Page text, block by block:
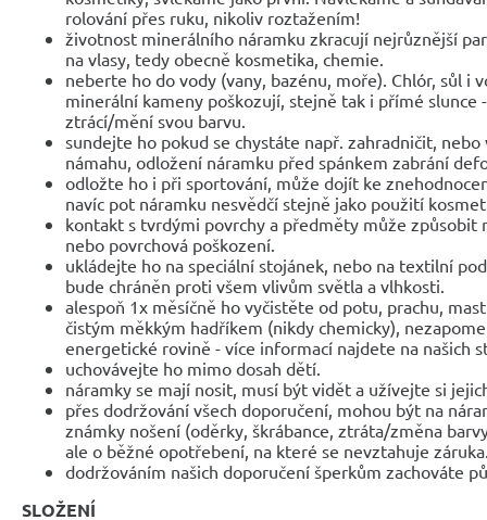
rolování přes ruku, nikoliv roztažením!
životnost minerálního náramku zkracují nejrůznější
na vlasy, tedy obecně kosmetika, chemie.
neberte ho do vody (vany, bazénu, moře). Chlór, sůl i
minerální kameny poškozují, stejně tak i přímé slunce
ztrácí/mění svou barvu.
sundejte ho pokud se chystáte např. zahradničit,
námahu, odložení náramku před spánkem zabrání
odložte ho i při sportování, může dojít ke
navíc pot náramku nesvědčí stejně jako použití
kontakt s tvrdými povrchy a předměty může způsobit
nebo povrchová poškození.
ukládejte ho na speciální stojánek, nebo na textilní
bude chráněn proti všem vlivům světla a vlhkosti.
alespoň 1x měsíčně ho vyčistěte od potu, prachu,
čistým měkkým hadříkem (nikdy chemicky),
energetické rovině - více informací najdete na našich
uchovávejte ho mimo dosah dětí.
náramky se mají nosit, musí být vidět a užívejte si
přes dodržování všech doporučení, mohou být na
známky nošení (oděrky, škrábance, ztráta/změna
ale o běžné opotřebení, na které se nevztahuje
dodržováním našich doporučení šperkům zachováte
SLOŽENÍ